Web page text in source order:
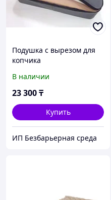
Подушка с вырезом для
копчика
В наличии
23 300₸
Купить
ИП Безбарьерная среда